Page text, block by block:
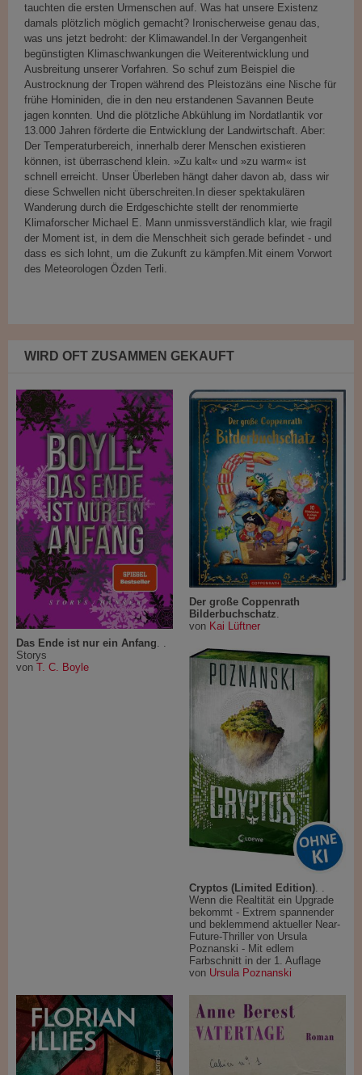
tauchten die ersten Urmenschen auf. Was hat unsere Existenz
damals plötzlich möglich gemacht? Ironischerweise genau das,
was uns jetzt bedroht: der Klimawandel.In der Vergangenheit
begünstigten Klimaschwankungen die Weiterentwicklung und
Ausbreitung unserer Vorfahren. So schuf zum Beispiel die
Austrocknung der Tropen während des Pleistozäns eine Nische für
frühe Hominiden, die in den neu erstandenen Savannen Beute
jagen konnten. Und die plötzliche Abkühlung im Nordatlantik vor
13.000 Jahren förderte die Entwicklung der Landwirtschaft. Aber:
Der Temperaturbereich, innerhalb derer Menschen existieren
können, ist überraschend klein. »Zu kalt« und »zu warm« ist
schnell erreicht. Unser Überleben hängt daher davon ab, dass wir
diese Schwellen nicht überschreiten.In dieser spektakulären
Wanderung durch die Erdgeschichte stellt der renommierte
Klimaforscher Michael E. Mann unmissverständlich klar, wie fragil
der Moment ist, in dem die Menschheit sich gerade befindet - und
dass es sich lohnt, um die Zukunft zu kämpfen.Mit einem Vorwort
des Meteorologen Özden Terli.
WIRD OFT ZUSAMMEN GEKAUFT
Das Ende ist nur ein Anfang. .
Storys
von T. C. Boyle
Der große Coppenrath
Bilderbuchschatz
von Kai Lüftner
Cryptos (Limited Edition)
Wenn die Realtität ein Upgrade
bekommt - Extrem spannender
und beklemmend aktueller Near-
Future-Thriller von Ursula
Poznanski - Mit edlem
Farbschnitt in der 1. Auflage
von Ursula Poznanski